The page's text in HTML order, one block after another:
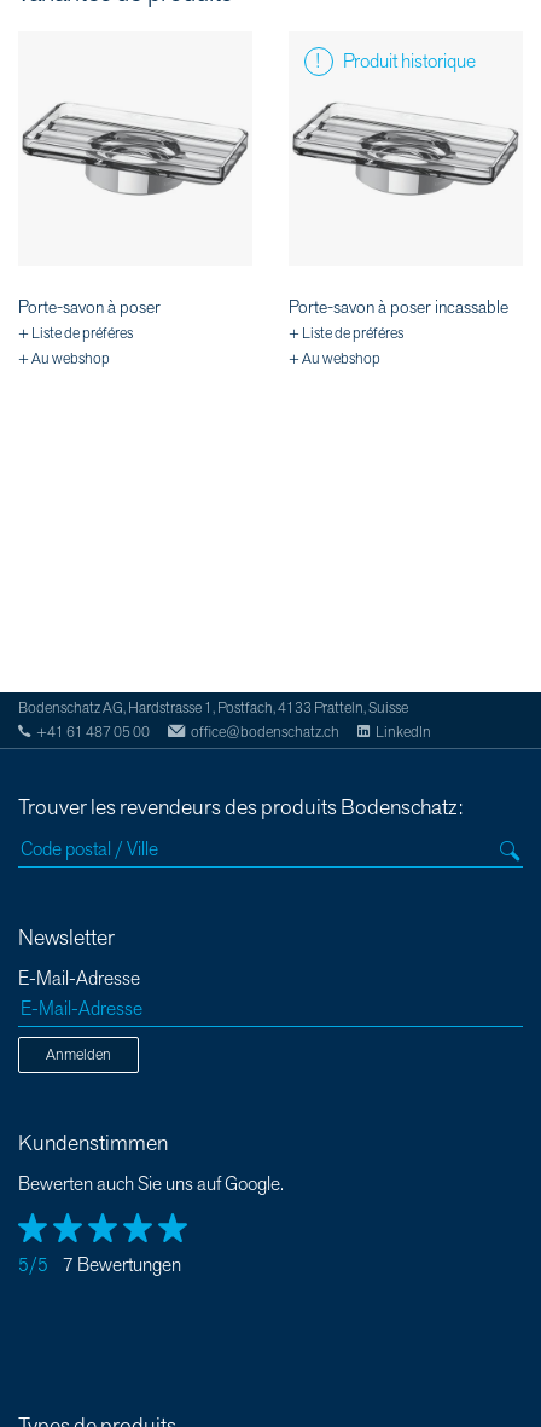
Porte-savon à poser
+ Liste de préféres
+ Au webshop
Produit historique
Porte-savon à poser incassable
+ Liste de préféres
+ Au webshop
Bodenschatz AG, Hardstrasse 1, Postfach, 4133 Pratteln, Suisse
+41 61 487 05 00
office@bodenschatz.ch LinkedIn
Trouver les revendeurs des produits Bodenschatz:
Newsletter
E-Mail-Adresse
Anmelden
Kundenstimmen
Bewerten auch Sie uns auf Google.
5/5 7 Bewertungen